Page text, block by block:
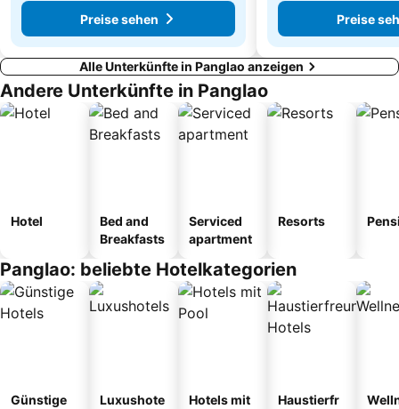
Preise sehen
Preise
Alle Unterkünfte in Panglao anzeigen
Andere Unterkünfte in Panglao
Hotel
Bed and
Breakfasts
Serviced
apartment
Resorts
Panglao: beliebte Hotelkategorien
Günstige
Luxushote
Hotels mit
Haustierfr